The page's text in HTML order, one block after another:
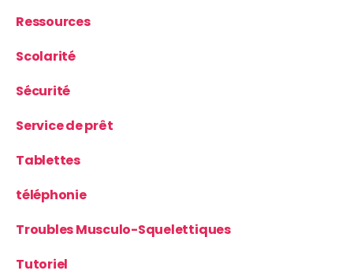
Ressources
Scolarité
Sécurité
Service de prêt
Tablettes
téléphonie
Troubles Musculo-Squelettiques
Tutoriel